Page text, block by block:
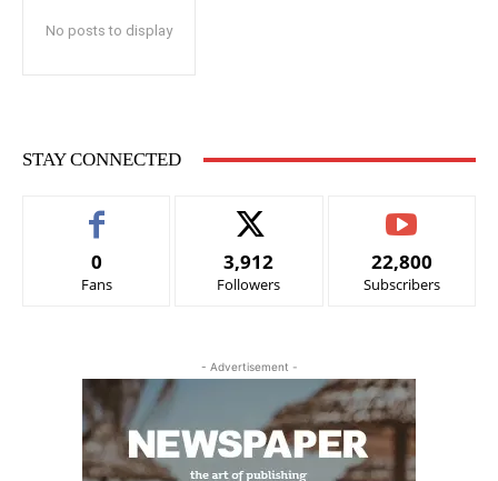
No posts to display
STAY CONNECTED
0
Fans
3,912
Followers
22,800
Subscribers
- Advertisement -